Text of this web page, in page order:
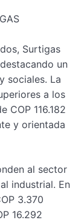
Surtigas
un
sociales. La
a los
COP 116.182
y orientada
al sector
industrial. En
3.370
16.292